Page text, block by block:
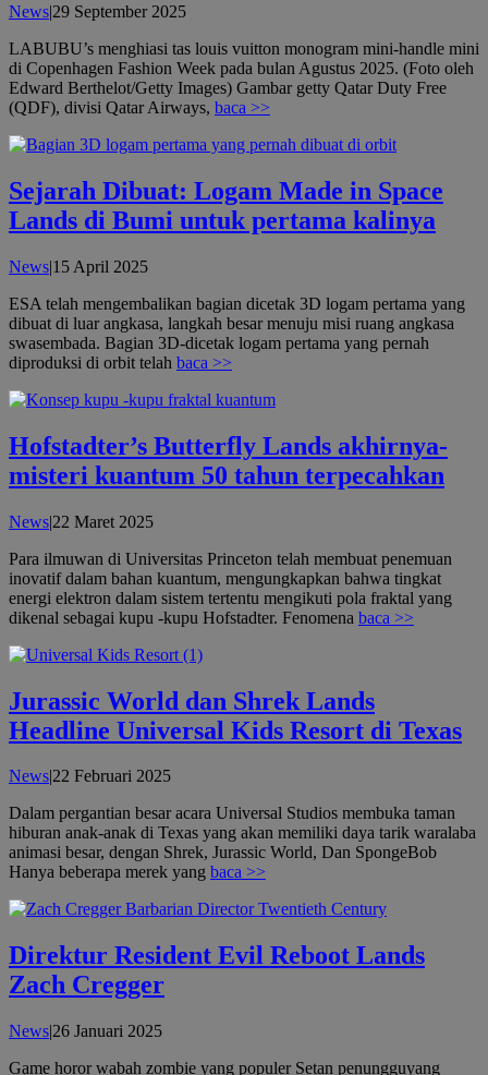
News|29 September 2025oleh
LABUBU’s menghiasi tas louis vuitton monogram mini-handle mini
di Copenhagen Fashion Week pada bulan Agustus 2025. (Foto oleh
Edward Berthelot/Getty Images) Gambar getty Qatar Duty Free
(QDF), divisi Qatar Airways, baca >>
Sejarah Dibuat: Logam Made in Space
Lands di Bumi untuk pertama kalinya
News|15 April 2025oleh
ESA telah mengembalikan bagian dicetak 3D logam pertama yang
dibuat di luar angkasa, langkah besar menuju misi ruang angkasa
swasembada. Bagian 3D-dicetak logam pertama yang pernah
diproduksi di orbit telah baca >>
Hofstadter’s Butterfly Lands akhirnya-
misteri kuantum 50 tahun terpecahkan
News|22 Maret 2025oleh
Para ilmuwan di Universitas Princeton telah membuat penemuan
inovatif dalam bahan kuantum, mengungkapkan bahwa tingkat
energi elektron dalam sistem tertentu mengikuti pola fraktal yang
dikenal sebagai kupu -kupu Hofstadter. Fenomena baca >>
Jurassic World dan Shrek Lands
Headline Universal Kids Resort di Texas
News22 Februari 2025oleh
Dalam pergantian besar acara Universal Studios membuka taman
hiburan anak-anak di Texas yang akan memiliki daya tarik waralaba
animasi besar, dengan Shrek, Jurassic World, Dan SpongeBob
Hanya beberapa merek yang baca >>
Direktur Resident Evil Reboot Lands
Zach Cregger
News|26 Januari 2025oleh
Game horor wabah zombie yang populer Setan penungguyang